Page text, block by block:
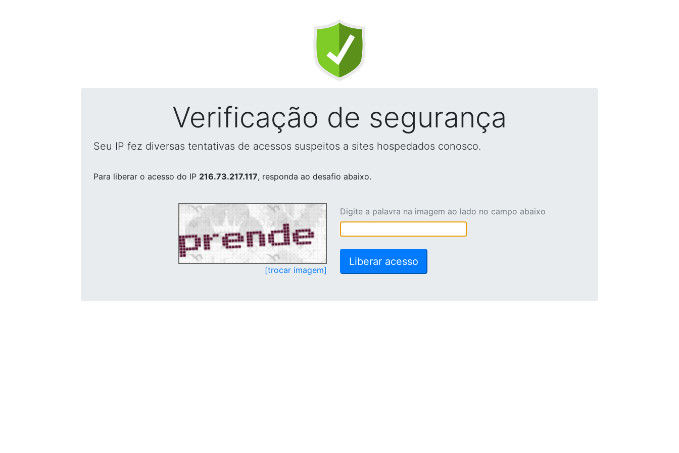
Verificação de segurança
Seu IP fez diversas tentativas de acessos suspeitos a sites hospedados conosco.
Para liberar o acesso do IP 216.73.217.117, responda ao desafio abaixo.
[trocar imagem]
Digite a palavra na imagem ao lado no campo abaixo